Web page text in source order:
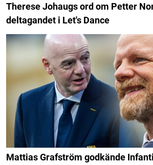
Therese Johaugs ord om Petter
deltagandet i Let's Dance
Mattias Grafström godkände